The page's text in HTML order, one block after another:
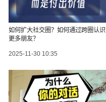
如何扩大社交圈？如何通过跨圈认识
更多朋友？
2025-11-30 10:35